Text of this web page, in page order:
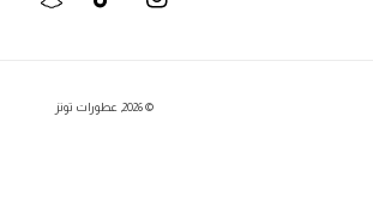
انستجرام تيكتوك سنابشات
© 2026, عطورات تونز